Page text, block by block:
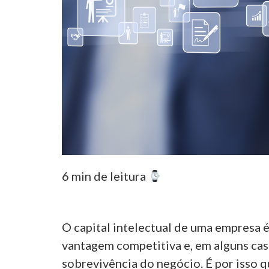
6 min de leitura
O capital intelectual de uma empresa
vantagem competitiva e, em alguns
sobrevivência do negócio. É por isso